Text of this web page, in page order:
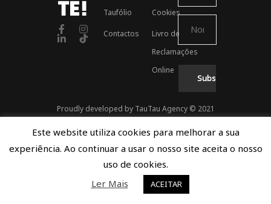
TE!
Taufólio
Contactos
Cookies
Livro de
Reclamações
Online
Proudly developed by TauTau Agency © 2021
Este website utiliza cookies para melhorar a sua
experiência. Ao continuar a usar o nosso site aceita o nosso
uso de cookies.
Ler Mais
ACEITAR